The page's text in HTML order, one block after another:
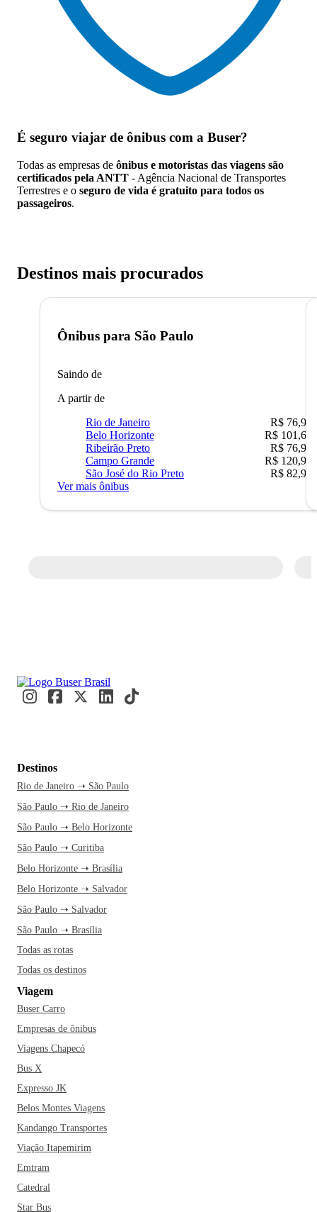
É seguro viajar de ônibus com a Buser?
Todas as empresas de ônibus e motoristas das viagens são
certificados pela ANTT - Agência Nacional de Transportes
Terrestres e o seguro de vida é gratuito para todos os
passageiros.
Destinos mais procurados
Ônibus para São Paulo
Saindo de
A partir de
Rio de Janeiro
R$ 76,90
Belo Horizonte
R$ 101,67
Ribeirão Preto
R$ 76,90
Campo Grande
R$ 120,90
São José do Rio Preto
R$ 82,90
Ver mais ônibus
Destinos
Rio de Janeiro ➝ São Paulo
São Paulo ➝ Rio de Janeiro
São Paulo ➝ Belo Horizonte
São Paulo ➝ Curitiba
Belo Horizonte ➝ Brasília
Belo Horizonte ➝ Salvador
São Paulo ➝ Salvador
São Paulo ➝ Brasília
Todas as rotas
Todas os destinos
Viagem
Buser Carro
Empresas de ônibus
Viagens Chapecó
Bus X
Expresso JK
Belos Montes Viagens
Kandango Transportes
Viação Itapemirim
Emtram
Catedral
Star Bus